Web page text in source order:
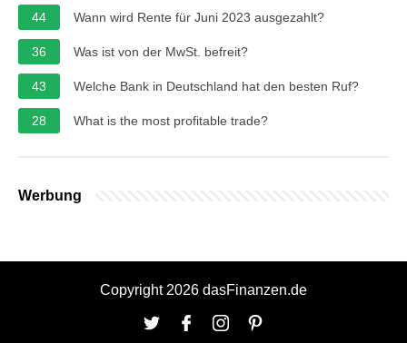
44 Wann wird Rente für Juni 2023 ausgezahlt?
36 Was ist von der MwSt. befreit?
43 Welche Bank in Deutschland hat den besten Ruf?
28 What is the most profitable trade?
Werbung
Copyright 2026 dasFinanzen.de